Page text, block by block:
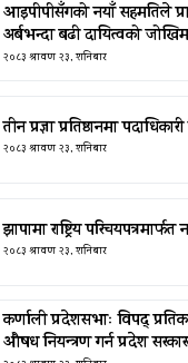
आइपीपीसँगको नयाँ सहमतिले
अर्बभन्दा बढी दायित्वको जोखिम
२०८३ श्रावण २३, शनिबार
तीन प्रज्ञा प्रतिष्ठानमा
२०८३ श्रावण २३, शनिबार
झापामा राष्ट्रिय
२०८३ श्रावण २३, शनिबार
कर्णाली प्रदेशसभाः विपद्
औषध नियन्त्रण गर्न प्रदेश